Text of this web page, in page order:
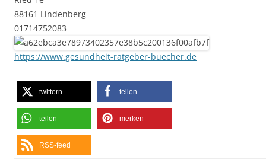
88161 Lindenberg
01714752083
https://www.gesundheit-ratgeber-buecher.de
twittern teilen
teilen merken
RSS-feed